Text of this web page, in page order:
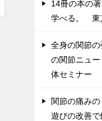
14冊の本の
学べる。 東
全身の関節
の関節ニュ
体セミナー
関節の痛み
遊びの改善